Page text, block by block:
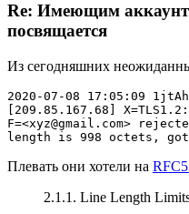
Re: Имеющим
посвящается
Из сегодняшних
2020-07-08 17:05:09
[209.85.167.68]
F=<xyz@gmail.com>
length is 998 octets, got
Плевать они хотели на
2.1.1. Line Length